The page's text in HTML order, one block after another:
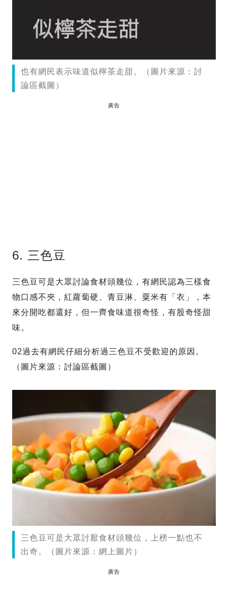
也有網民表示味道似檸茶走甜。（圖片來源：討
論區截圖）
廣告
6. 三色豆
三色豆可是大眾討論食材頭幾位，有網民認為三樣食
物口感不夾，紅蘿蔔硬、青豆淋、粟米有「衣」，本
來分開吃都還好，但一齊食味道很奇怪，有股奇怪甜
味。
02過去有網民仔細分析過三色豆不受歡迎的原因。
（圖片來源：討論區截圖）
三色豆可是大眾討厭食材頭幾位，上榜一點也不
出奇。（圖片來源：網上圖片）
廣告